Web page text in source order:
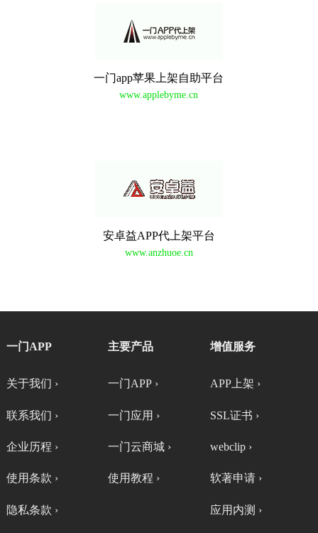
一门app苹果上架自助平台
www.applebyme.cn
安卓益APP代上架平台
www.anzhuoe.cn
一门APP
关于我们 ›
联系我们 ›
企业历程 ›
使用条款 ›
隐私条款 ›
主要产品
一门APP ›
一门应用 ›
一门云商城 ›
使用教程 ›
增值服务
APP上架 ›
SSL证书 ›
webclip ›
软著申请 ›
应用内测 ›